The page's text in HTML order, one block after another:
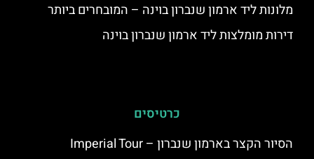
מלונות ליד ארמון שנברון בוינה – המובחרים ביותר
דירות מומלצות ליד ארמון שנברון בוינה
כרטיסים
הסיור הקצר בארמון שנברון – Imperial Tour